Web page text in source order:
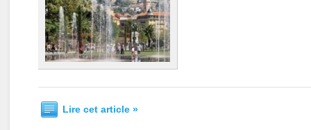
Lire cet article »